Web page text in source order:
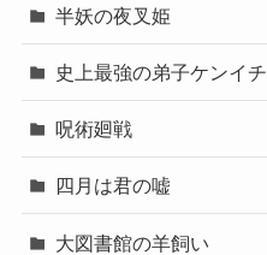
半妖の夜叉姫
史上最強の弟子ケンイチ
呪術廻戦
四月は君の嘘
大図書館の羊飼い